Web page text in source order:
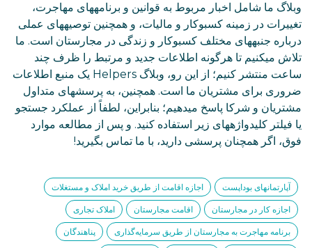
وبلاگ ما شامل اخبار مربوط به قوانین و برنامههای مهاجرت،
تغییرات در زمینه کسبوکار و مالیات، و همچنین توصیههای عملی
درباره جنبههای مختلف کسبوکار و زندگی در مجارستان است. ما
تلاش میکنیم تا هرگونه اطلاعات جدید و مرتبط را ظرف چند
ساعت منتشر کنیم؛ از این رو، وبلاگ Helpers یک منبع اطلاعات
ضروری برای مشتریان ما است. همچنین، به پرسشهای متداول
مشتریان و شرکا پاسخ میدهیم؛ بنابراین، لطفاً از عملکرد جستجو
یا فیلتر کلیدواژههای زیر استفاده کنید. و پس از مطالعه موارد
فوق، اگر همچنان پرسشی دارید، با ما تماس بگیرید!
آپارتمانهای بوداپست اجازه اقامت از طریق خرید املاک و مستغلات
اجازه کار در مجارستان اقامت مجارستان املاک تجاری
برنامه مهاجرت به مجارستان از طریق سرمایه‌گذاری پناهندگان